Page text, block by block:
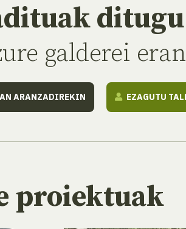
galderei
ARANZADIREKIN EZAGUTU
proiektuak